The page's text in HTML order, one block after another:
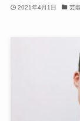
2021年4月1日 芸